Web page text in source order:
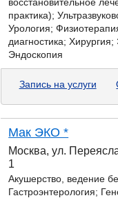
практика);
Урология;
диагностика;
Эндоскопия
Запись на услуги
Мак ЭКО *
Москва, ул.
1
Акушерство, ведение
Гастроэнтерология;